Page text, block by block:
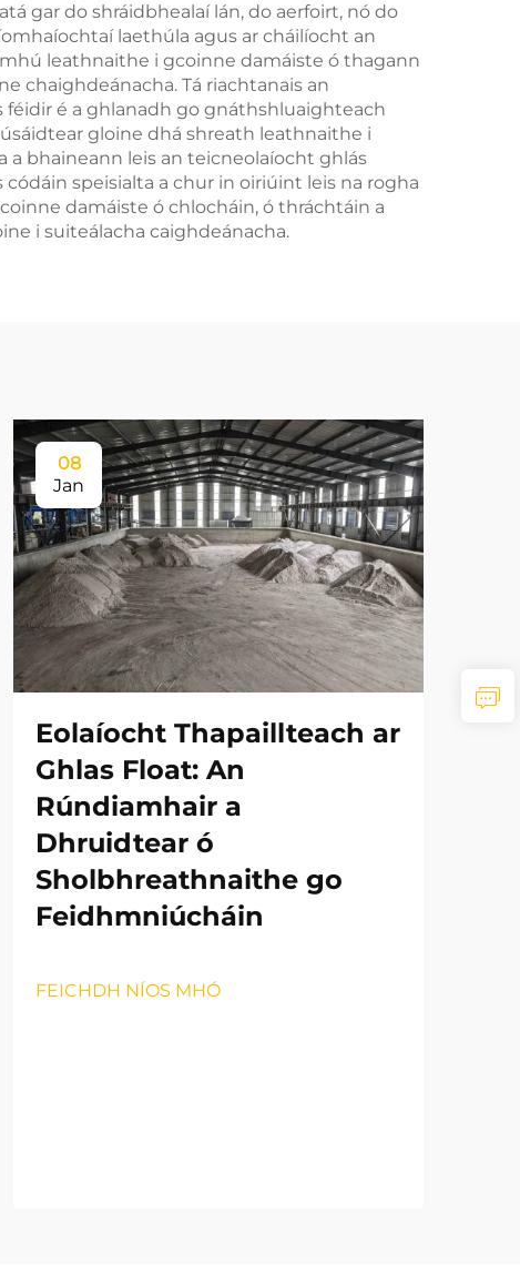
gar do shráidbhealaí lán, do aerfoirt, nó do
laethúla agus ar cháilíocht an
leathnaithe i gcoinne damáiste ó thagann
chaighdeánacha. Tá riachtanais an
é a ghlanadh go gnáthshluaighteach
gloine dhá shreath leathnaithe i
bhaineann leis an teicneolaíocht ghlás
speisialta a chur in oiriúint leis na rogha
damáiste ó chlocháin, ó thráchtáin a
i suiteálacha caighdeánacha.
08
Jan
Eolaíocht Thapaillteach ar
Ghlas Float: An
Rúndiamhair a
Dhruidtear ó
Sholbhreathnaithe go
Feidhmniúcháin
FEICHDH NÍOS MHÓ